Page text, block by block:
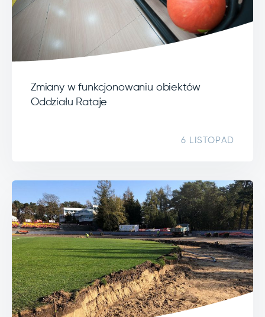
Zmiany w funkcjonowaniu obiektów
Oddziału Rataje
6 LISTOPAD